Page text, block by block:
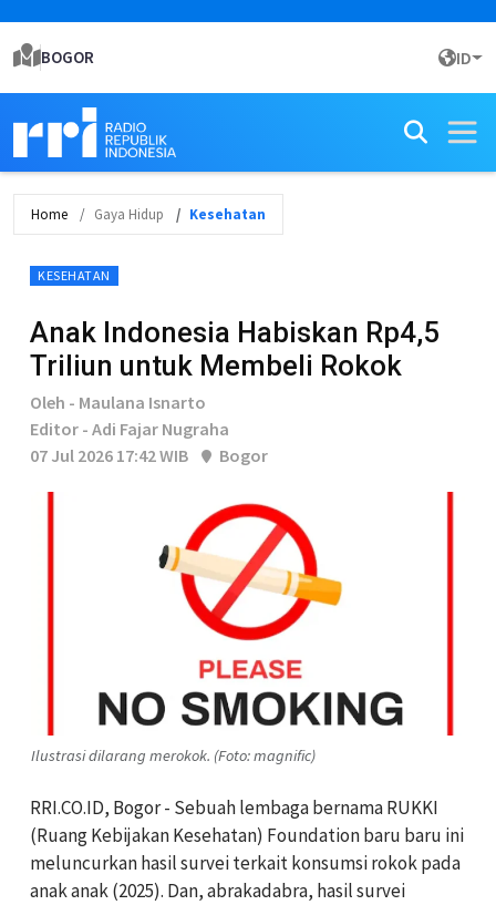
BOGOR ID
Home Gaya Hidup Kesehatan
KESEHATAN
Anak Indonesia Habiskan Rp4,5
Triliun untuk Membeli Rokok
Oleh - Maulana Isnarto
Editor - Adi Fajar Nugraha
07 Jul 2026 17:42 WIB
Bogor
Ilustrasi dilarang merokok. (Foto: magnific)
RRI.CO.ID, Bogor - Sebuah lembaga bernama RUKKI
(Ruang Kebijakan Kesehatan) Foundation baru baru ini
meluncurkan hasil survei terkait konsumsi rokok pada
anak anak (2025). Dan, abrakadabra, hasil survei